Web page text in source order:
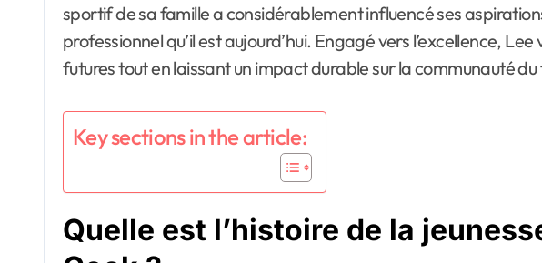
sportif de sa famille a considérablement influencé ses
professionnel qu’il est aujourd’hui. Engagé vers l’excellence,
futures tout en laissant un impact durable sur la communauté
Key sections in the article:
Quelle est l’histoire de la